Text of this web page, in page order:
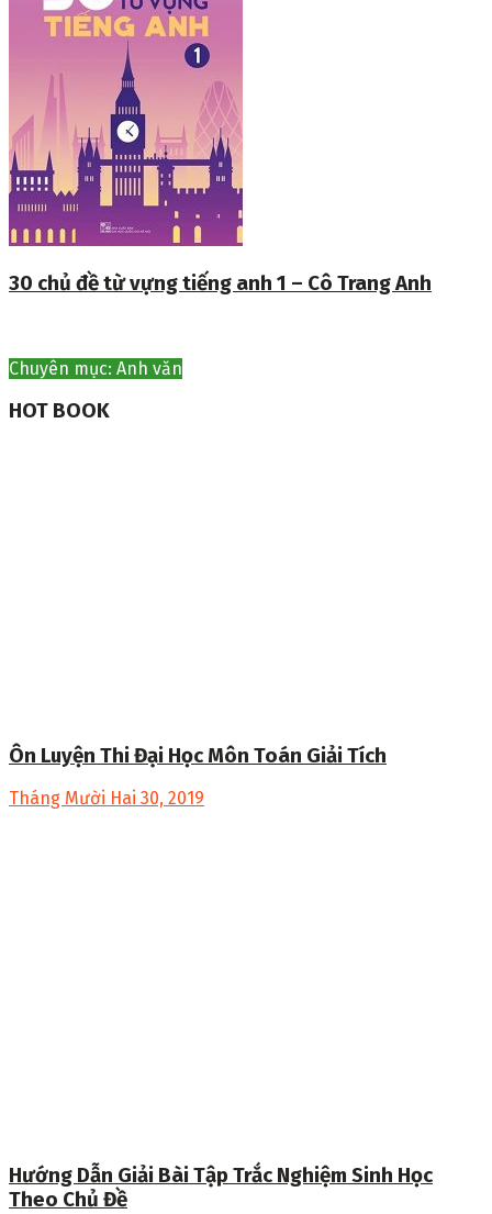
30 chủ đề từ vựng tiếng anh 1 – Cô Trang Anh
Chuyên mục: Anh văn
HOT BOOK
Ôn Luyện Thi Đại Học Môn Toán Giải Tích
Tháng Mười Hai 30, 2019
Hướng Dẫn Giải Bài Tập Trắc Nghiệm Sinh Học
Theo Chủ Đề